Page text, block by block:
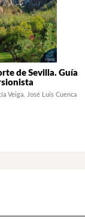
de Sevilla. Guía
Veiga
José Luis Cuenca